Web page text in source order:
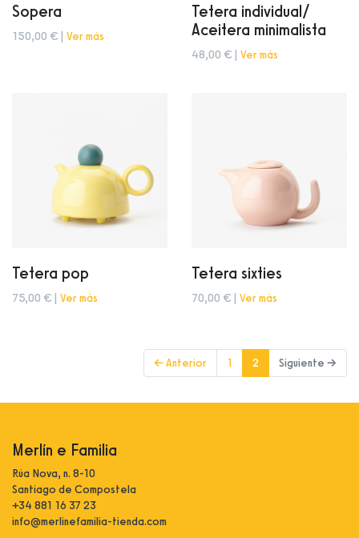
Sopera
150,00 € | Ver más
Tetera individual/
Aceitera minimalista
48,00 € | Ver más
Tetera pop
75,00 € | Ver más
Tetera sixties
70,00 € | Ver más
← Anterior 1 2 (current)
Siguiente →
Merlín e Familia
Rúa Nova, n. 8-10
Santiago de Compostela
+34 881 16 37 23
info@merlinefamilia-tienda.com